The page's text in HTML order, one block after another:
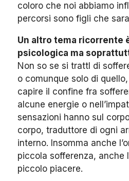
coloro che noi abbiamo
percorsi sono figli che
Un altro tema ricorrente
psicologica ma
Non so se si trattI di
o comunque solo di
capire il confine fra
alcune energie o
sensazioni hanno sul
corpo, traduttore di ogni
interno. Insomma anche
piccola sofferenza, anche
piccolo piacere.